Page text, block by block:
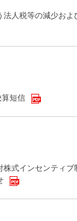
人税等の減少およ
算短信
式インセンティブ